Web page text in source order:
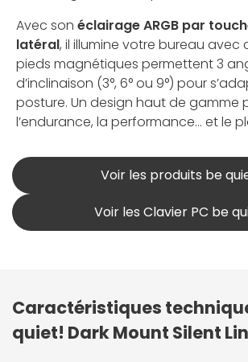
Avec son éclairage ARGB par
latéral, il illumine votre bureau avec
pieds magnétiques permettent 3
d’inclinaison (3°, 6° ou 9°) pour
posture. Un design haut de gamme
l’endurance, la performance… et le
Voir les produits be
Voir les Clavier PC be
Caractéristiques
quiet! Dark Mount Silent